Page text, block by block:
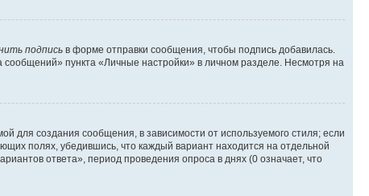
подпись в форме отправки сообщения, чтобы подпись добавилась.
пункта «Личные настройки» в личном разделе. Несмотря на
для создания сообщения, в зависимости от используемого стиля; если
полях, убедившись, что каждый вариант находится на отдельной
ответа», период проведения опроса в днях (0 означает, что